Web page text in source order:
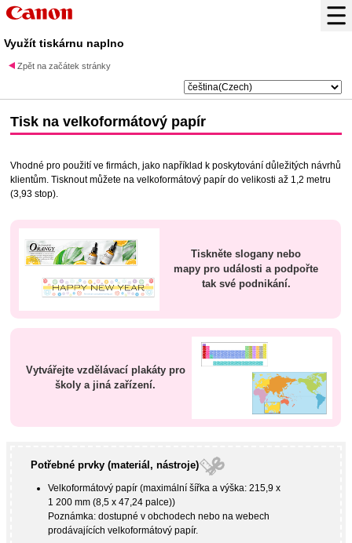
Využít tiskárnu naplno
Zpět na začátek stránky
Tisk na velkoformátový papír
Vhodné pro použití ve firmách, jako například k poskytování důležitých návrhů
klientům. Tisknout můžete na velkoformátový papír do velikosti až 1,2 metru
(3,93 stop).
Tiskněte slogany nebo
mapy pro události a podpořte
tak své podnikání.
Vytvářejte vzdělávací plakáty pro
školy a jiná zařízení.
Potřebné prvky (materiál, nástroje)
Velkoformátový papír (maximální šířka a výška: 215,9 x
1 200 mm (8,5 x 47,24 palce))
Poznámka: dostupné v obchodech nebo na webech
prodávajících velkoformátový papír.